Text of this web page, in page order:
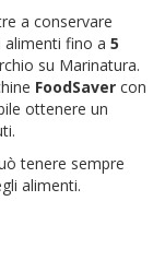
a conservare
fino a 5
su Marinatura.
FoodSaver con
ottenere un
tenere sempre
alimenti.